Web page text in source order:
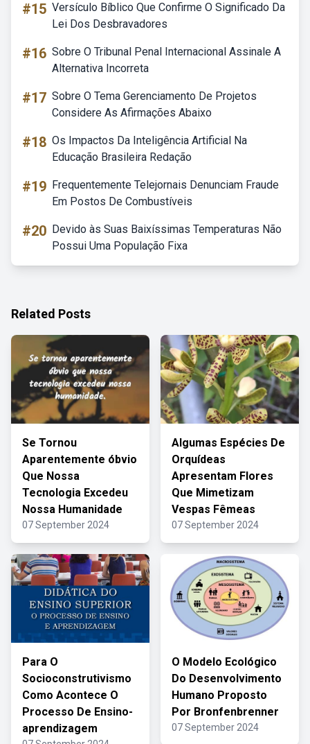
#15 Versículo Bíblico Que Confirme O Significado Da
Lei Dos Desbravadores
#16 Sobre O Tribunal Penal Internacional Assinale A
Alternativa Incorreta
#17 Sobre O Tema Gerenciamento De Projetos
Considere As Afirmações Abaixo
#18 Os Impactos Da Inteligência Artificial Na
Educação Brasileira Redação
#19 Frequentemente Telejornais Denunciam Fraude
Em Postos De Combustíveis
#20 Devido às Suas Baixíssimas Temperaturas Não
Possui Uma População Fixa
Related Posts
Se Tornou
Aparentemente óbvio
Que Nossa
Tecnologia Excedeu
Nossa Humanidade
07 September 2024
Algumas Espécies De
Orquídeas
Apresentam Flores
Que Mimetizam
Vespas Fêmeas
07 September 2024
Para O
Socioconstrutivismo
Como Acontece O
Processo De Ensino-
aprendizagem
O Modelo Ecológico
Do Desenvolvimento
Humano Proposto
Por Bronfenbrenner
07 September 2024